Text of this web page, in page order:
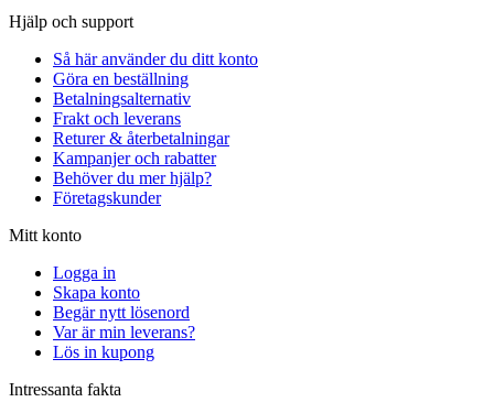
Hjälp och support
Så här använder du ditt konto
Göra en beställning
Betalningsalternativ
Frakt och leverans
Returer & återbetalningar
Kampanjer och rabatter
Behöver du mer hjälp?
Företagskunder
Mitt konto
Logga in
Skapa konto
Begär nytt lösenord
Var är min leverans?
Lös in kupong
Intressanta fakta